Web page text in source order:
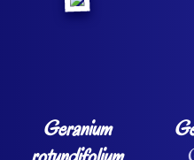
Geranium